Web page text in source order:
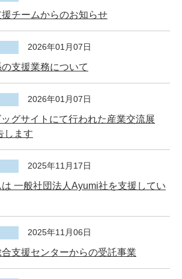
チームからのお知らせ
2026年01月07日
支援業務について
2026年01月07日
グサイトにて行われた産業交流展
します
2025年11月17日
一般社団法人Ayumi社を支援してい
2025年11月06日
支援センターからの受託事業